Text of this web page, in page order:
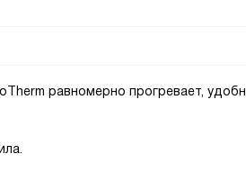
равномерно прогревает,